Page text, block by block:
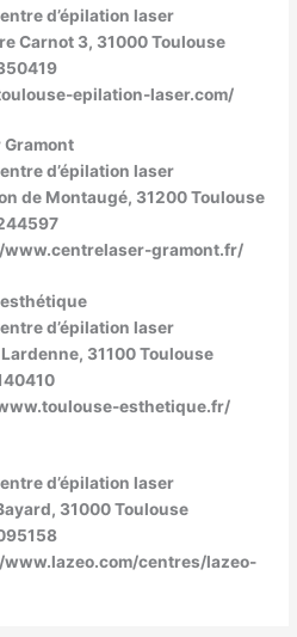
d’épilation laser
Carnot 3, 31000 Toulouse
epilation-laser.com/
Gramont
d’épilation laser
de Montaugé, 31200 Toulouse
gramont.fr/
d’épilation laser
31100 Toulouse
esthetique.fr/
d’épilation laser
31000 Toulouse
centres/lazeo-